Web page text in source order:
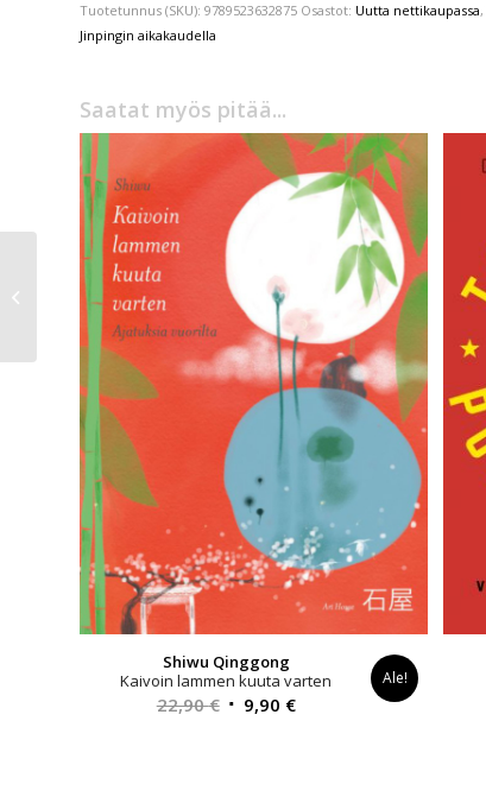
Tuotetunnus (SKU): 9789523632875 Osastot: Uutta nettikaupassa,
Jinpingin aikakaudella
Saatat myös pitää...
Shiwu Qinggong
Kaivoin lammen kuuta varten
22,90€ Alkuperäinen
9,90 €Nykyinen
Ale!
Paul B. Preciado
Testonisti.
Farmakopornografisia
tunnustuksia